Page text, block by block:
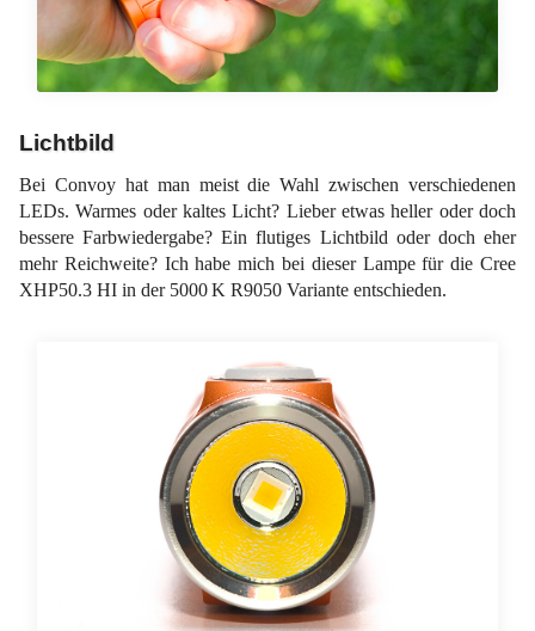
Lichtbild
Bei Convoy hat man meist die Wahl zwischen verschiedenen
LEDs. Warmes oder kaltes Licht? Lieber etwas heller oder doch
bessere Farbwiedergabe? Ein flutiges Lichtbild oder doch eher
mehr Reichweite? Ich habe mich bei dieser Lampe für die Cree
XHP50.3 HI in der 5000 K R9050 Variante entschieden.